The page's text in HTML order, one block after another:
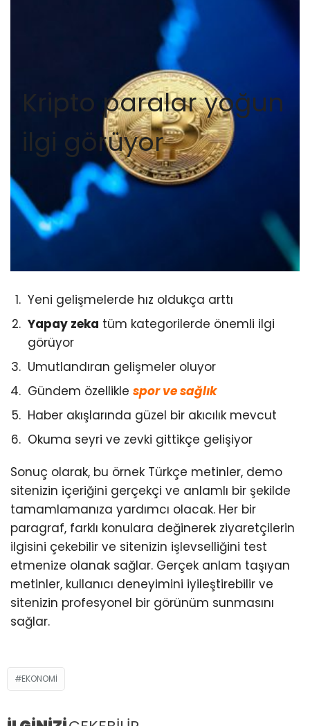
Kripto paralar yoğun
ilgi görüyor
Yeni gelişmelerde hız oldukça arttı
Yapay zeka tüm kategorilerde önemli ilgi
görüyor
Umutlandıran gelişmeler oluyor
Gündem özellikle spor ve sağlık
Haber akışlarında güzel bir akıcılık mevcut
Okuma seyri ve zevki gittikçe gelişiyor
Sonuç olarak, bu örnek Türkçe metinler, demo
sitenizin içeriğini gerçekçi ve anlamlı bir şekilde
tamamlamanıza yardımcı olacak. Her bir
paragraf, farklı konulara değinerek ziyaretçilerin
ilgisini çekebilir ve sitenizin işlevselliğini test
etmenize olanak sağlar. Gerçek anlam taşıyan
metinler, kullanıcı deneyimini iyileştirebilir ve
sitenizin profesyonel bir görünüm sunmasını
sağlar.
EKONOMI